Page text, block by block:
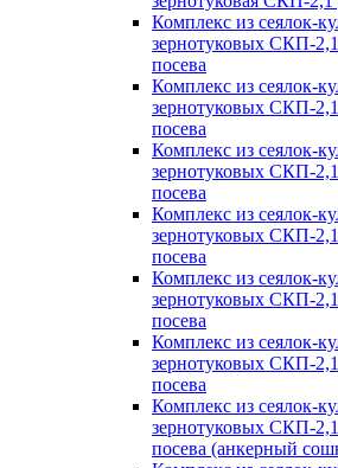
Комплекс из сеялок-
зернотуковых СКП-
посева
Комплекс из сеялок-
зернотуковых СКП-
посева
Комплекс из сеялок-
зернотуковых СКП-
посева
Комплекс из сеялок-
зернотуковых СКП-
посева
Комплекс из сеялок-
зернотуковых СКП-
посева
Комплекс из сеялок-
зернотуковых СКП-
посева
Комплекс из сеялок-
зернотуковых СКП-
посева (анкерный